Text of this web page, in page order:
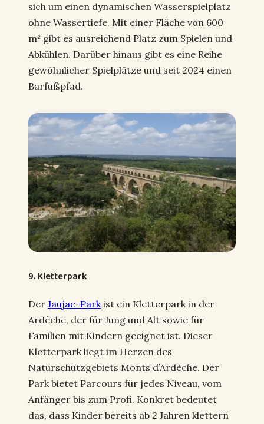
sich um einen dynamischen Wasserspielplatz
ohne Wassertiefe. Mit einer Fläche von 600
m² gibt es ausreichend Platz zum Spielen und
Abkühlen. Darüber hinaus gibt es eine Reihe
gewöhnlicher Spielplätze und seit 2024 einen
Barfußpfad.
9. Kletterpark
Der Jaujac-Park ist ein Kletterpark in der
Ardèche, der für Jung und Alt sowie für
Familien mit Kindern geeignet ist. Dieser
Kletterpark liegt im Herzen des
Naturschutzgebiets Monts d’Ardèche. Der
Park bietet Parcours für jedes Niveau, vom
Anfänger bis zum Profi. Konkret bedeutet
das, dass Kinder bereits ab 2 Jahren klettern